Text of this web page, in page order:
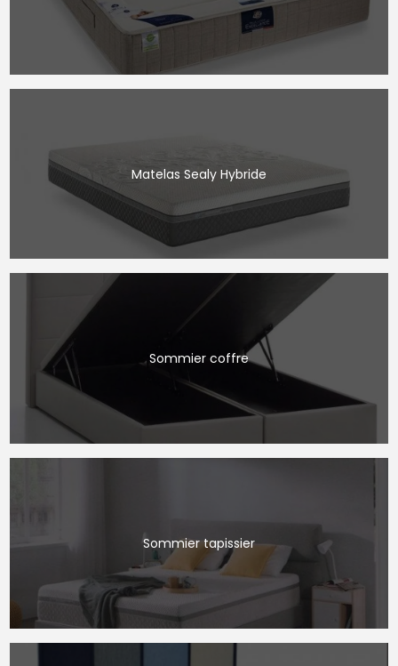
Matelas Sealy Hybride
Sommier coffre
Sommier tapissier